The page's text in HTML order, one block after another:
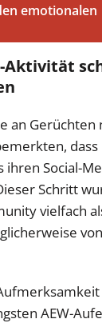
emotionalen
Aktivität
an Gerüchten
ihren Social-
Schritt
vielfach
AEW-